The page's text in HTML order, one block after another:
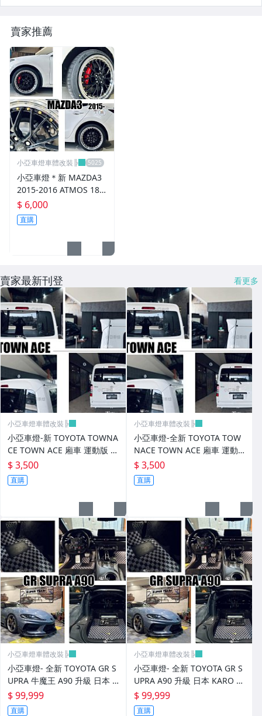
內.外把手.後視鏡.LED後視鏡
大燈框.後燈框.側燈框.霧燈框
煞車油門踏板.冷光迎賓踏板
排氣管.內龜板.下護板.擋泥板
牌照燈.室內燈.照地燈
原廠改裝水箱罩.通風網
各車系燈眉.空力套件
非常機車
車用精品百貨類.各車系晴雨窗
避震器.卡鉗.來另片.短彈簧
其它
賣家推薦
小亞車燈車體改裝╠
小亞車燈＊新 MAZDA3
2015-2016 ATMOS 18
吋 鋁圈 輪框 18*8.5 5/1
08 ET40 5孔108 銀黑車
邊 鉚釘款
$ 6,000
直購
賣家最新刊登 看更多
小亞車燈車體改裝╠
小亞車燈-新 TOYOTA TOWNA
CE TOWN ACE 廂車 運動版 尾
翼 鴨尾 素材 FRP
$ 3,500
直購
小亞車燈車體改裝╠
小亞車燈-全新 TOYOTA TOW
NACE TOWN ACE 廂車 運動
版 尾翼 鴨尾 素材 FRP
$ 3,500
直購
小亞車燈車體改裝╠
小亞車燈- 全新 TOYOTA GR S
UPRA 牛魔王 A90 升級 日本 K
ARO 頂級訂製 腳踏墊
$ 99,999
直購
小亞車燈車體改裝╠
小亞車燈- 全新 TOYOTA GR S
UPRA A90 升級 日本 KARO 頂
級訂製 腳踏墊
$ 99,999
直購